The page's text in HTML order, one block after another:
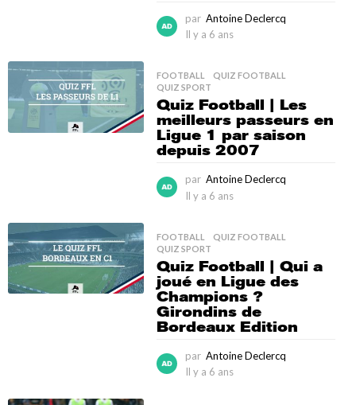
par Antoine Declercq
Il y a 6 ans
a
a
n
s
FOOTBALL ,QUIZ FOOTBALL
QUIZ SPORT
Quiz Football | Les
meilleurs passeurs en
Ligue 1 par saison
depuis 2007
par Antoine Declercq
Il y a 6 ans
a
a
n
s
FOOTBALL ,QUIZ FOOTBALL
QUIZ SPORT
Quiz Football | Qui a
joué en Ligue des
Champions ?
Girondins de
Bordeaux Edition
par Antoine Declercq
Il y a 6 ans